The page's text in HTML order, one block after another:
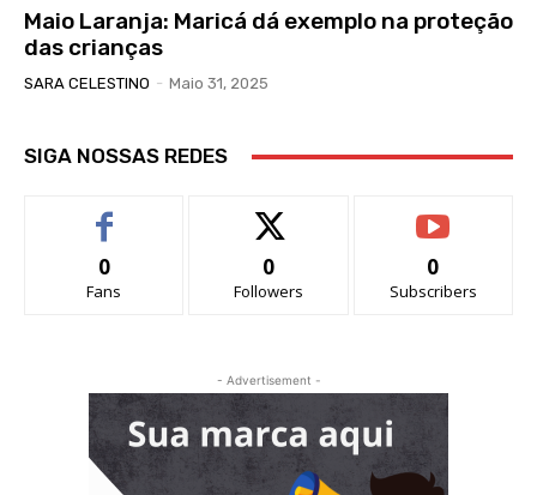
Maio Laranja: Maricá dá exemplo na proteção
das crianças
SARA CELESTINO - Maio 31, 2025
SIGA NOSSAS REDES
0
Fans
0
Followers
0
Subscribers
- Advertisement -